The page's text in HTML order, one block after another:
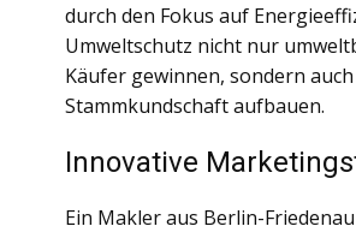
durch den Fokus auf
Umweltschutz nicht nur
Käufer gewinnen, sondern
Stammkundschaft aufbauen.
Innovative
Ein Makler aus Berlin-